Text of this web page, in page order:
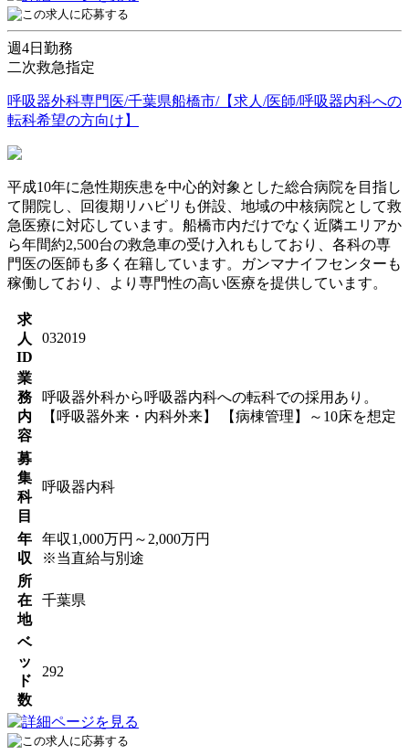
週4日勤務
二次救急指定
呼吸器外科専門医/千葉県船橋市/【求人/医師/呼吸器内科への
転科希望の方向け】
平成10年に急性期疾患を中心的対象とした総合病院を目指し
て開院し、回復期リハビリも併設、地域の中核病院として救
急医療に対応しています。船橋市内だけでなく近隣エリアか
ら年間約2,500台の救急車の受け入れもしており、各科の専
門医の医師も多く在籍しています。ガンマナイフセンターも
稼働しており、より専門性の高い医療を提供しています。
求
人
ID
032019
業
務
内
容
呼吸器外科から呼吸器内科への転科での採用あり。
【呼吸器外来・内科外来】 【病棟管理】～10床を想定
募
集
科
目
呼吸器内科
年
収
年収1,000万円～2,000万円
※当直給与別途
所
在
地
千葉県
ベ
ッ
ド
数
292